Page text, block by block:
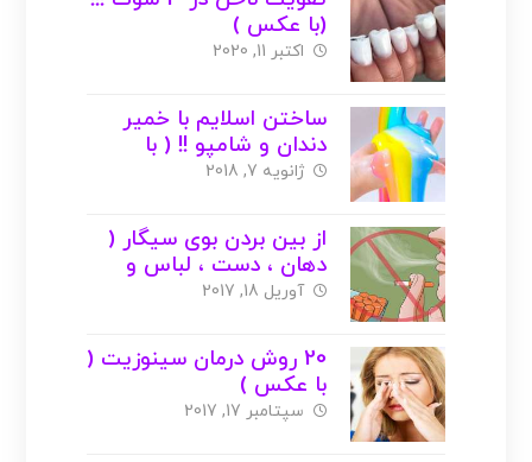
(با عکس )
اکتبر 11, 2020
ساختن اسلایم با خمیر
دندان و شامپو !! ( با
عکس و ویدیو )
ژانویه 7, 2018
از بین بردن بوی سیگار (
دهان ، دست ، لباس و
بدن ) + عکس
آوریل 18, 2017
20 روش درمان سینوزیت (
با عکس )
سپتامبر 17, 2017